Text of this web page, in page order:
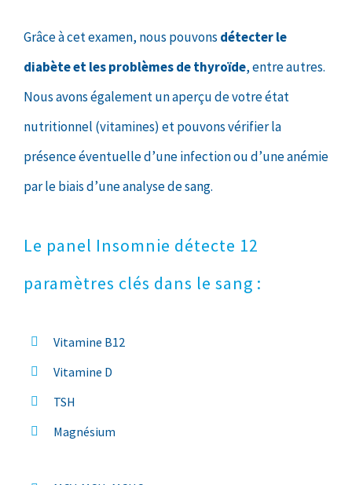
Grâce à cet examen, nous pouvons détecter le
diabète et les problèmes de thyroïde, entre autres.
Nous avons également un aperçu de votre état
nutritionnel (vitamines) et pouvons vérifier la
présence éventuelle d’une infection ou d’une anémie
par le biais d’une analyse de sang.
Le panel Insomnie détecte 12
paramètres clés dans le sang :
Vitamine B12
Vitamine D
TSH
Magnésium